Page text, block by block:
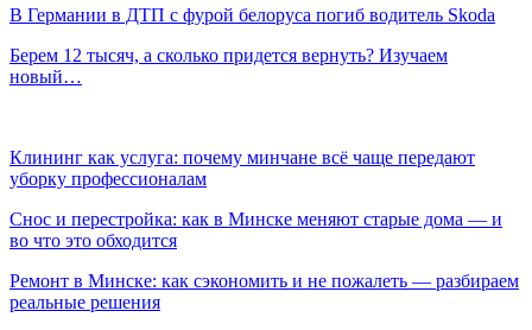
В Германии в ДТП с фурой белоруса погиб водитель Skoda
Берем 12 тысяч, а сколько придется вернуть? Изучаем
новый…
Клининг как услуга: почему минчане всё чаще передают
уборку профессионалам
Снос и перестройка: как в Минске меняют старые дома — и
во что это обходится
Ремонт в Минске: как сэкономить и не пожалеть — разбираем
реальные решения